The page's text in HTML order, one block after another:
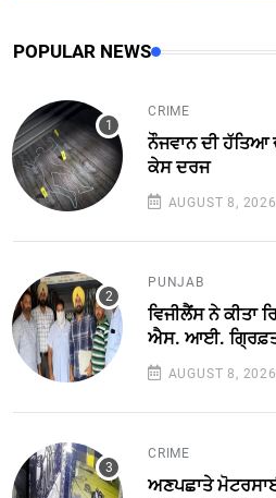
POPULAR NEWS
CRIME
ਨੌਜਵਾਨ ਦੀ ਹੱਤਿਆ
ਕੇਸ ਦਰਜ
AUGUST 8, 2026
PUNJAB
ਵਿਜੀਲੈਂਸ ਨੇ ਕੀਤਾ
ਐਸ. ਆਈ.
AUGUST 8, 2026
CRIME
ਅਣਪਛਾਤੇ